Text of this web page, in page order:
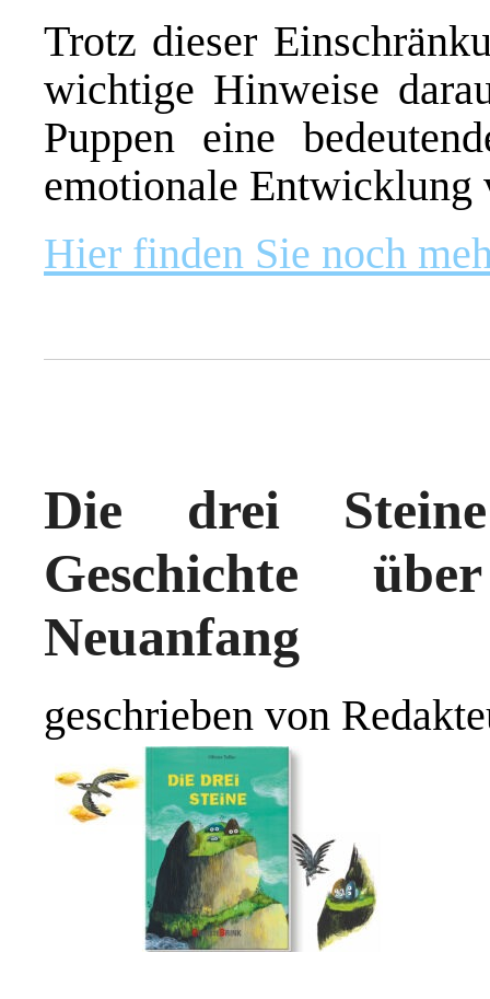
Trotz dieser
wichtige Hinweise
Puppen eine
emotionale Entwicklung
Hier finden Sie noch
Die drei
Geschichte
Neuanfang
geschrieben von